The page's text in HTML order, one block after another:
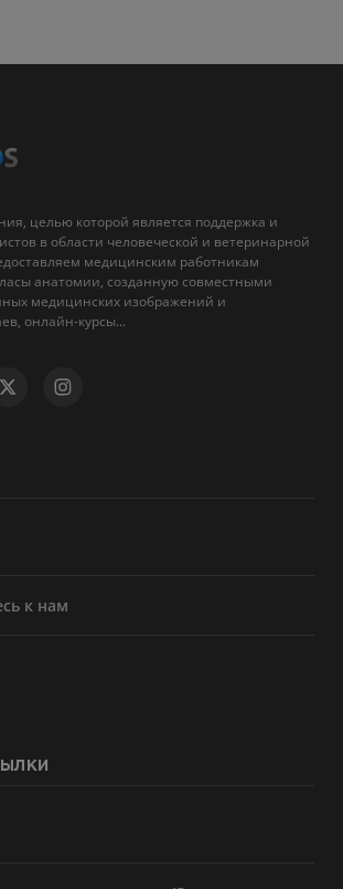
целью которой является поддержка и
в области человеческой и ветеринарной
медицинским работникам
анатомии, созданную совместными
медицинских изображений и
онлайн-курсы...
к нам